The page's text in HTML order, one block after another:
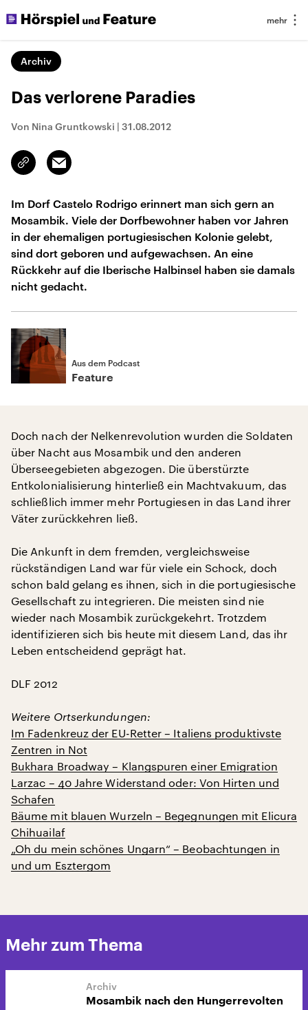
Archiv
Das verlorene Paradies
Von Nina Gruntkowski | 31.08.2012
Link
kopieren/teilen
Email
Im Dorf Castelo Rodrigo erinnert man sich gern an
Mosambik. Viele der Dorfbewohner haben vor Jahren
in der ehemaligen portugiesischen Kolonie gelebt,
sind dort geboren und aufgewachsen. An eine
Rückkehr auf die Iberische Halbinsel haben sie damals
nicht gedacht.
Aus dem Podcast
Feature
Doch nach der Nelkenrevolution wurden die Soldaten
über Nacht aus Mosambik und den anderen
Überseegebieten abgezogen. Die überstürzte
Entkolonialisierung hinterließ ein Machtvakuum, das
schließlich immer mehr Portugiesen in das Land ihrer
Väter zurückkehren ließ.
Die Ankunft in dem fremden, vergleichsweise
rückständigen Land war für viele ein Schock, doch
schon bald gelang es ihnen, sich in die portugiesische
Gesellschaft zu integrieren. Die meisten sind nie
wieder nach Mosambik zurückgekehrt. Trotzdem
identifizieren sich bis heute mit diesem Land, das ihr
Leben entscheidend geprägt hat.
DLF 2012
Weitere Ortserkundungen:
Im Fadenkreuz der EU-Retter – Italiens produktivste
Zentren in Not
Bukhara Broadway – Klangspuren einer Emigration
Larzac – 40 Jahre Widerstand oder: Von Hirten und
Schafen
Bäume mit blauen Wurzeln – Begegnungen mit Elicura
Chihuailaf
„Oh du mein schönes Ungarn“ – Beobachtungen in
und um Esztergom
Mehr zum Thema
Mosambik nach den Hungerrevolten